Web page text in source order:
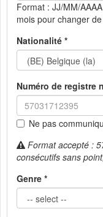
Format : JJ/MM/
mois pour changer
Nationalité *
Numéro de registre
Ne pas
Format accepté :
consécutifs sans
Genre *